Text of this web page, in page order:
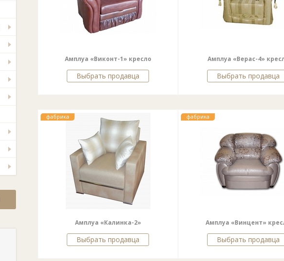
Амплуа «Виконт-1» кресло
Выбрать продавца
Амплуа «Верас-4»
Выбрать продавца
фабрика
Амплуа «Калинка-2»
Выбрать продавца
фабрика
Амплуа «Винцент»
Выбрать продавца